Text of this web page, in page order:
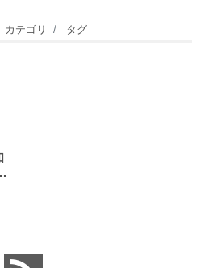
カテゴリ タグ